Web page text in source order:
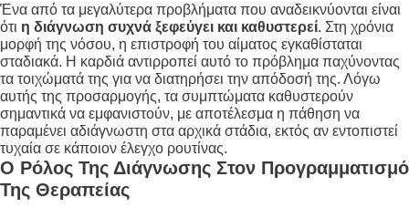
Ένα από τα μεγαλύτερα προβλήματα που αναδεικνύονται είναι
ότι η διάγνωση συχνά ξεφεύγει και καθυστερεί. Στη χρόνια
μορφή της νόσου, η επιστροφή του αίματος εγκαθίσταται
σταδιακά. Η καρδιά αντιρροπεί αυτό το πρόβλημα παχύνοντας
τα τοιχώματά της για να διατηρήσει την απόδοσή της. Λόγω
αυτής της προσαρμογής, τα συμπτώματα καθυστερούν
σημαντικά να εμφανιστούν, με αποτέλεσμα η πάθηση να
παραμένει αδιάγνωστη στα αρχικά στάδια, εκτός αν εντοπιστεί
τυχαία σε κάποιον έλεγχο ρουτίνας.
Ο Ρόλος Της Διάγνωσης Στον Προγραμματισμό
Της Θεραπείας